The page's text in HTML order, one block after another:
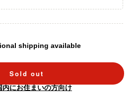
shipping available
Sold out
内にお住まいの方向け